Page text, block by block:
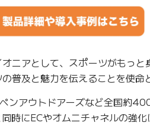
ニアとして、スポーツがもっ
普及と魅力を伝えることを使命
ンアウトドアーズなど全国約
時にECやオムニチャネルの強